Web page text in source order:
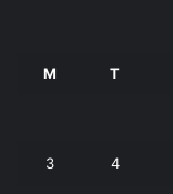
M T
3 4